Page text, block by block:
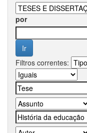
por
Filtros correntes: